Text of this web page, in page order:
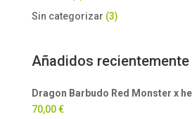
Sin categorizar (3)
Añadidos recientemente
Dragon Barbudo Red Monster x
70,00€